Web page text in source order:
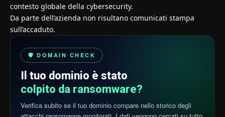
contesto globale della cybersecurity.
Da parte dell’azienda non risultano comunicati stampa
sull’accaduto.
🛡️ DOMAIN CHECK
Il tuo dominio è stato
colpito da ransomware?
Verifica subito se il tuo dominio compare nello storico degli